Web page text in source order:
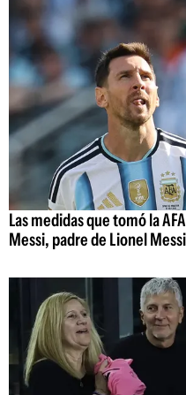
Las medidas que tomó la
Messi, padre de Lionel Messi